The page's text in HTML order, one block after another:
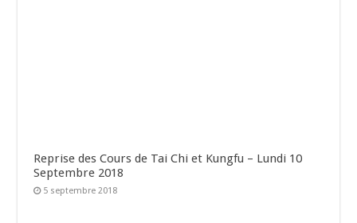
Reprise des Cours de Tai Chi et Kungfu – Lundi 10
Septembre 2018
5 septembre 2018